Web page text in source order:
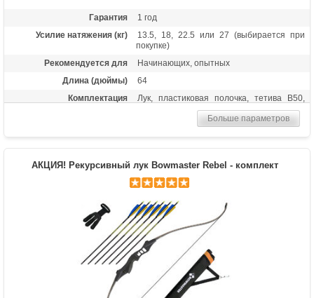
Гарантия
1 год
Усилие натяжения (кг)
13.5, 18, 22.5 или 27 (выбирается при
покупке)
Рекомендуется для
Начинающих, опытных
Длина (дюймы)
64
Комплектация
Лук, пластиковая полочка, тетива В50,
шестигранники, чехол для лука, перчатка,
колчан для стрел, 6 карбоновых стрел
Масса (кг)
1,6
ламинатом
Развлечение, спорт
Больше параметров
АКЦИЯ! Рекурсивный лук Bowmaster Rebel - комплект